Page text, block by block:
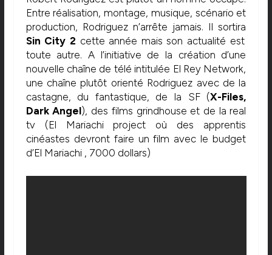
Entre réalisation, montage, musique, scénario et
production, Rodriguez n’arrête jamais. Il sortira
Sin City 2 cette année mais son actualité est
toute autre. A l’initiative de la création d’une
nouvelle chaîne de télé intitulée El Rey Network,
une chaîne plutôt orienté Rodriguez avec de la
castagne, du fantastique, de la SF (X-Files,
Dark Angel), des films grindhouse et de la real
tv (El Mariachi project où des apprentis
cinéastes devront faire un film avec le budget
d’El Mariachi , 7000 dollars)